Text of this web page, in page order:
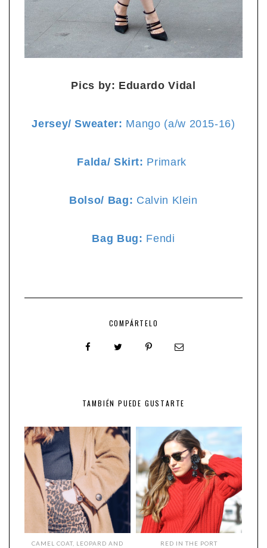
Pics by: Eduardo Vidal
Jersey/ Sweater: Mango (a/w 2015-16)
Falda/ Skirt: Primark
Bolso/ Bag: Calvin Klein
Bag Bug: Fendi
COMPÁRTELO
TAMBIÉN PUEDE GUSTARTE
CAMEL COAT, LEOPARD AND
RED IN THE PORT